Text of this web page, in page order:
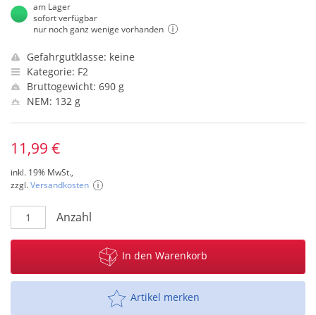
am Lager
sofort verfügbar
nur noch ganz wenige vorhanden
Gefahrgutklasse: keine
Kategorie: F2
Bruttogewicht: 690 g
NEM: 132 g
11,99 €
inkl. 19% MwSt.,
zzgl.Versandkosten
Anzahl
In den Warenkorb
Artikel merken